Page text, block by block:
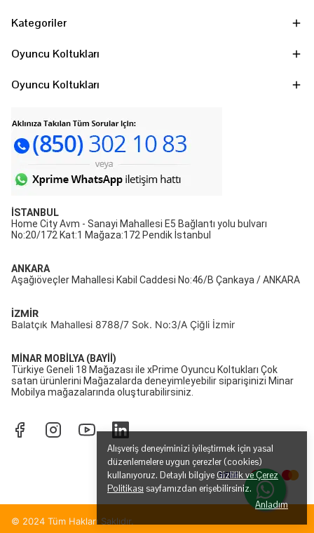
Alışveriş deneyiminizi iyileştirmek için yasal
düzenlemelere uygun çerezler (cookies)
kullanıyoruz. Detaylı bilgiye Gizlilik ve Çerez
Politikası sayfamızdan erişebilirsiniz.
Anladım
Kategoriler
Oyuncu Koltukları
Oyuncu Koltukları
İSTANBUL
Home City Avm - Sanayi Mahallesi E5 Bağlantı yolu bulvarı
No:20/172 Kat:1 Mağaza:172 Pendik İstanbul
ANKARA
Aşağıöveçler Mahallesi Kabil Caddesi No:46/B Çankaya / ANKARA
İZMİR
Balatçık Mahallesi 8788/7 Sok. No:3/A Çiğli İzmir
MİNAR MOBİLYA (BAYİİ)
Türkiye Geneli 18 Mağazası ile xPrime Oyuncu Koltukları Çok
satan ürünlerini Mağazalarda deneyimleyebilir siparişinizi Minar
Mobilya mağazalarında oluşturabilirsiniz.
© 2024 Tüm Hakları Saklıdır.